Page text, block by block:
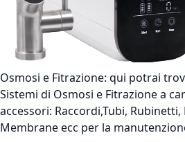
Osmosi e Fitrazione: qui potrai
Sistemi di Osmosi e Fitrazione a
accessori: Raccordi,Tubi,
Membrane ecc per la